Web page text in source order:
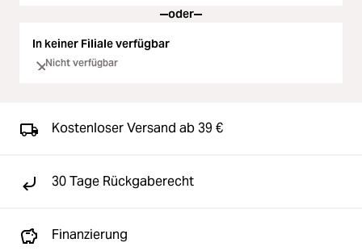
oder
In keiner Filiale verfügbar
Nicht verfügbar
Kostenloser Versand ab 39 €
30 Tage Rückgaberecht
Finanzierung